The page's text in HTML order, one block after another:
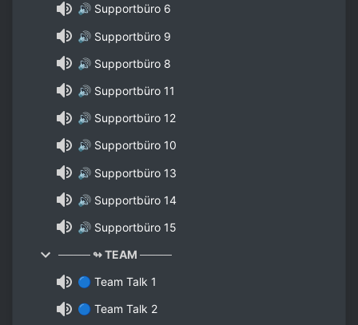
🔊 Supportbüro 6
🔊 Supportbüro 9
🔊 Supportbüro 8
🔊 Supportbüro 11
🔊 Supportbüro 12
🔊 Supportbüro 10
🔊 Supportbüro 13
🔊 Supportbüro 14
🔊 Supportbüro 15
──── ↬ TEAM ────
🔵 Team Talk 1
🔵 Team Talk 2